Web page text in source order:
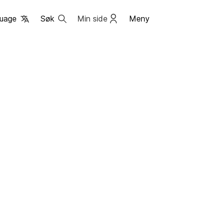
Søk Min side Meny